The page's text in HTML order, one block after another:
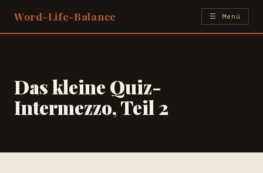
Word-Life-Balance ☰ Menü
Das kleine Quiz-
Intermezzo, Teil 2